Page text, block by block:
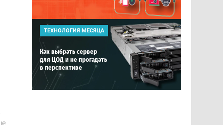
ТЕХНОЛОГИЯ МЕСЯЦА
Как выбрать сервер
для ЦОД и не прогадать
в перспективе